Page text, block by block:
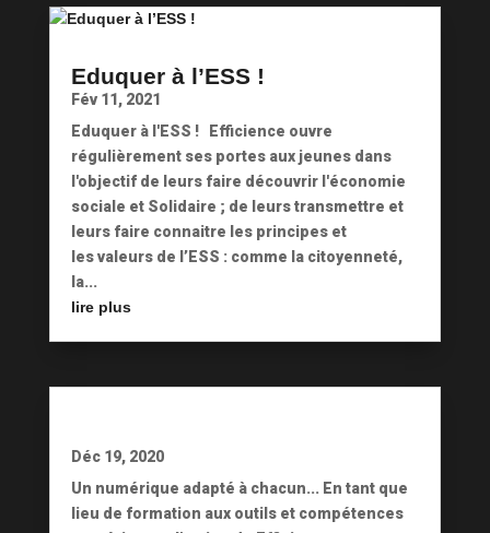
Eduquer à l’ESS !
Fév 11, 2021
Eduquer à l'ESS ! Efficience ouvre
régulièrement ses portes aux jeunes dans
l'objectif de leurs faire découvrir l'économie
sociale et Solidaire ; de leurs transmettre et
leurs faire connaitre les principes et
les valeurs de l’ESS : comme la citoyenneté,
la...
lire plus
Déc 19, 2020
Un numérique adapté à chacun... En tant que
lieu de formation aux outils et compétences